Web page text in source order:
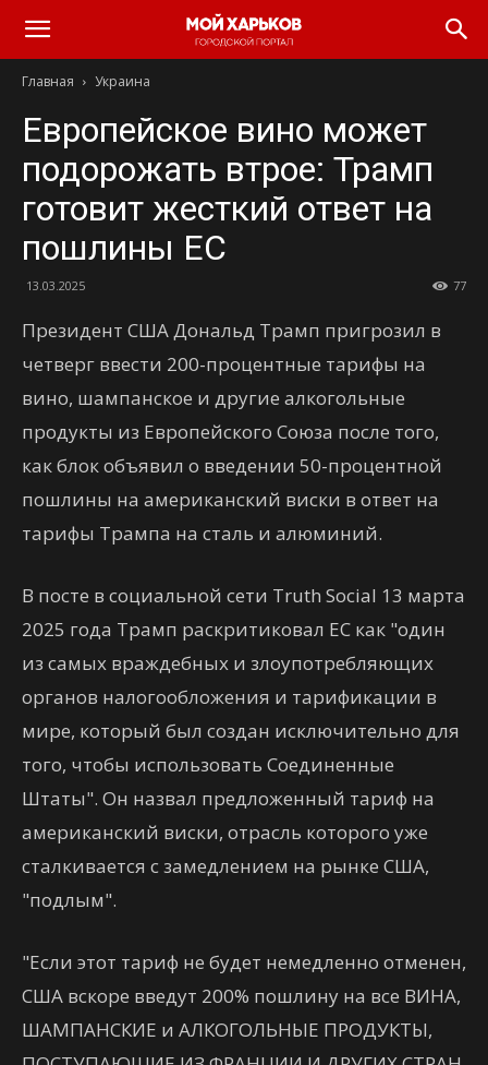
Главная Украина
Европейское вино может
подорожать втрое: Трамп
готовит жесткий ответ на
пошлины ЕС
13.03.2025 77
Президент США Дональд Трамп пригрозил в
четверг ввести 200-процентные тарифы на
вино, шампанское и другие алкогольные
продукты из Европейского Союза после того,
как блок объявил о введении 50-процентной
пошлины на американский виски в ответ на
тарифы Трампа на сталь и алюминий.
В посте в социальной сети Truth Social 13 марта
2025 года Трамп раскритиковал ЕС как "один
из самых враждебных и злоупотребляющих
органов налогообложения и тарификации в
мире, который был создан исключительно для
того, чтобы использовать Соединенные
Штаты". Он назвал предложенный тариф на
американский виски, отрасль которого уже
сталкивается с замедлением на рынке США,
"подлым".
"Если этот тариф не будет немедленно отменен,
США вскоре введут 200% пошлину на все ВИНА,
ШАМПАНСКИЕ и АЛКОГОЛЬНЫЕ ПРОДУКТЫ,